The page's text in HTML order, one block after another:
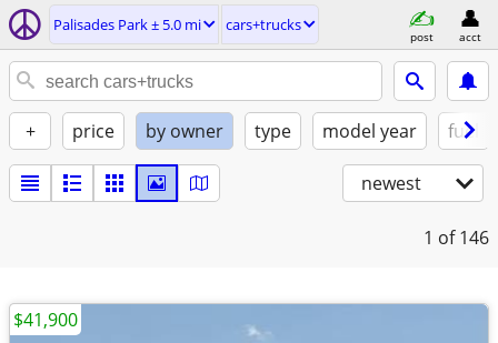
Palisades Park ± 5.0 mi cars+trucks
post acct
+ price by owner type model year fuel
newest
1 of 146
$41,900